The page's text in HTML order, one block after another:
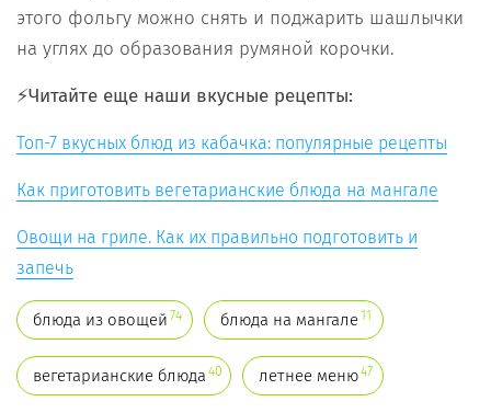
этого фольгу можно снять и поджарить шашлычки
на углях до образования румяной корочки.
⚡️Читайте еще наши вкусные рецепты:
Топ-7 вкусных блюд из кабачка: популярные рецепты
Как приготовить вегетарианские блюда на мангале
Овощи на гриле. Как их правильно подготовить и
запечь
блюда из овощей 74 блюда на мангале11
вегетарианские блюда 40 летнее меню47